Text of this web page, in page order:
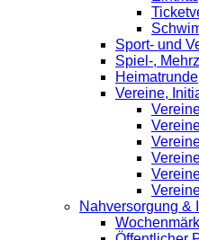
Sport- und
Spiel-,
Heimatrunde
Vereine,
Nahversorgung &